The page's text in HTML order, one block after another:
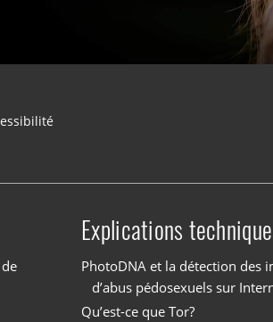
Explications
PhotoDNA et la détection des
d’abus pédosexuels sur
Qu’est-ce que Tor?